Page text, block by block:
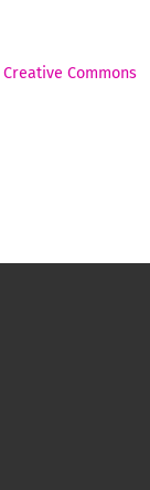
Creative Commons